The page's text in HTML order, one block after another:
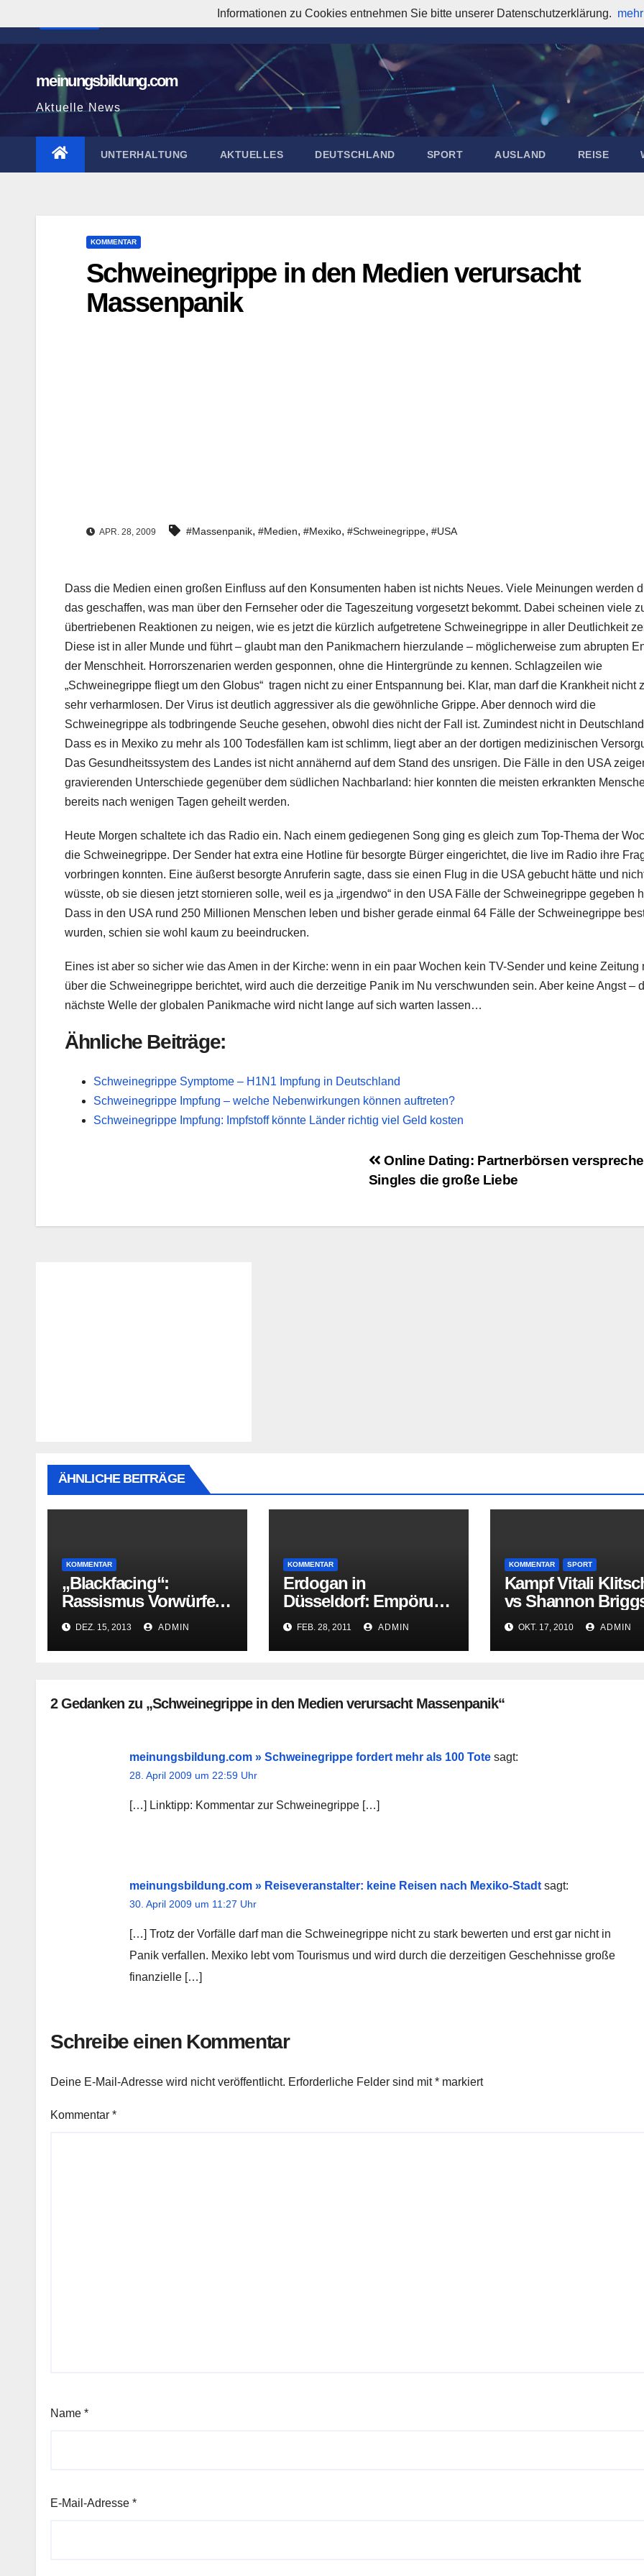
Inhalt
springen
meinungsbildung.com
Aktuelle News
UNTERHALTUNG AKTUELLES DEUTSCHLAND SPORT AUSLAND REISE
KOMMENTAR
Schweinegrippe in den Medien verursacht
Massenpanik
APR. 28, 2009 #Massenpanik, #Medien, #Mexiko, #Schweinegrippe, #USA
Dass die Medien einen großen Einfluss auf den Konsumenten haben ist nichts Neues. Viele Meinungen werden
das geschaffen, was man über den Fernseher oder die Tageszeitung vorgesetzt bekommt. Dabei scheinen viele
übertriebenen Reaktionen zu neigen, wie es jetzt die kürzlich aufgetretene Schweinegrippe in aller Deutlichkeit
Diese ist in aller Munde und führt – glaubt man den Panikmachern hierzulande – möglicherweise zum abrupten
der Menschheit. Horrorszenarien werden gesponnen, ohne die Hintergründe zu kennen. Schlagzeilen wie
„Schweinegrippe fliegt um den Globus“ tragen nicht zu einer Entspannung bei. Klar, man darf die Krankheit nicht
sehr verharmlosen. Der Virus ist deutlich aggressiver als die gewöhnliche Grippe. Aber dennoch wird die
Schweinegrippe als todbringende Seuche gesehen, obwohl dies nicht der Fall ist. Zumindest nicht in
Dass es in Mexiko zu mehr als 100 Todesfällen kam ist schlimm, liegt aber an der dortigen medizinischen
Das Gesundheitssystem des Landes ist nicht annähernd auf dem Stand des unsrigen. Die Fälle in den USA
gravierenden Unterschiede gegenüber dem südlichen Nachbarland: hier konnten die meisten erkrankten
bereits nach wenigen Tagen geheilt werden.
Heute Morgen schaltete ich das Radio ein. Nach einem gediegenen Song ging es gleich zum Top-Thema der
die Schweinegrippe. Der Sender hat extra eine Hotline für besorgte Bürger eingerichtet, die live im Radio ihre
vorbringen konnten. Eine äußerst besorgte Anruferin sagte, dass sie einen Flug in die USA gebucht hätte und
wüsste, ob sie diesen jetzt stornieren solle, weil es ja „irgendwo“ in den USA Fälle der Schweinegrippe gegeben
Dass in den USA rund 250 Millionen Menschen leben und bisher gerade einmal 64 Fälle der Schweinegrippe
wurden, schien sie wohl kaum zu beeindrucken.
Eines ist aber so sicher wie das Amen in der Kirche: wenn in ein paar Wochen kein TV-Sender und keine Zeitung
über die Schweinegrippe berichtet, wird auch die derzeitige Panik im Nu verschwunden sein. Aber keine Angst –
nächste Welle der globalen Panikmache wird nicht lange auf sich warten lassen…
Ähnliche Beiträge:
Schweinegrippe Symptome – H1N1 Impfung in Deutschland
Schweinegrippe Impfung – welche Nebenwirkungen können auftreten?
Schweinegrippe Impfung: Impfstoff könnte Länder richtig viel Geld kosten
Online Dating: Partnerbörsen
Singles die große Liebe
ÄHNLICHE BEITRÄGE
KOMMENTAR
„Blackfacing“:
Rassismus Vorwürfe
gegen ZDF und
„Wetten, dass..?“
DEZ. 15, 2013 ADMIN
KOMMENTAR
Erdogan in
Düsseldorf: Empörung
über Rede
FEB. 28, 2011 ADMIN
KOMMENTAR SPORT
Kampf Vitali
vs Shannon
endete ohne K.o.
OKT. 17, 2010 ADMIN
2 Gedanken zu „Schweinegrippe in den Medien verursacht Massenpanik“
meinungsbildung.com » Schweinegrippe fordert mehr als 100 Tote sagt:
28. April 2009 um 22:59 Uhr
[…] Linktipp: Kommentar zur Schweinegrippe […]
meinungsbildung.com » Reiseveranstalter: keine Reisen nach Mexiko-Stadt sagt:
30. April 2009 um 11:27 Uhr
[…] Trotz der Vorfälle darf man die Schweinegrippe nicht zu stark bewerten und erst gar nicht in
Panik verfallen. Mexiko lebt vom Tourismus und wird durch die derzeitigen Geschehnisse große
finanzielle […]
Schreibe einen Kommentar
Deine E-Mail-Adresse wird nicht veröffentlicht. Erforderliche Felder sind mit* markiert
Kommentar *
Name *
E-Mail-Adresse *
Informationen zu Cookies entnehmen Sie bitte unserer Datenschutzerklärung.